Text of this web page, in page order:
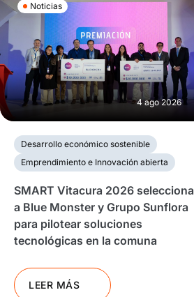
Noticias
4 ago 2026
Desarrollo económico sostenible
Emprendimiento e Innovación abierta
SMART Vitacura 2026 selecciona
a Blue Monster y Grupo Sunflora
para pilotear soluciones
tecnológicas en la comuna
LEER MÁS